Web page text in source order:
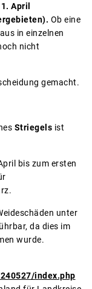
April
Ob eine
in einzelnen
nicht
gemacht.
Striegels ist
bis zum ersten
unter
da dies im
wurde.
index.php